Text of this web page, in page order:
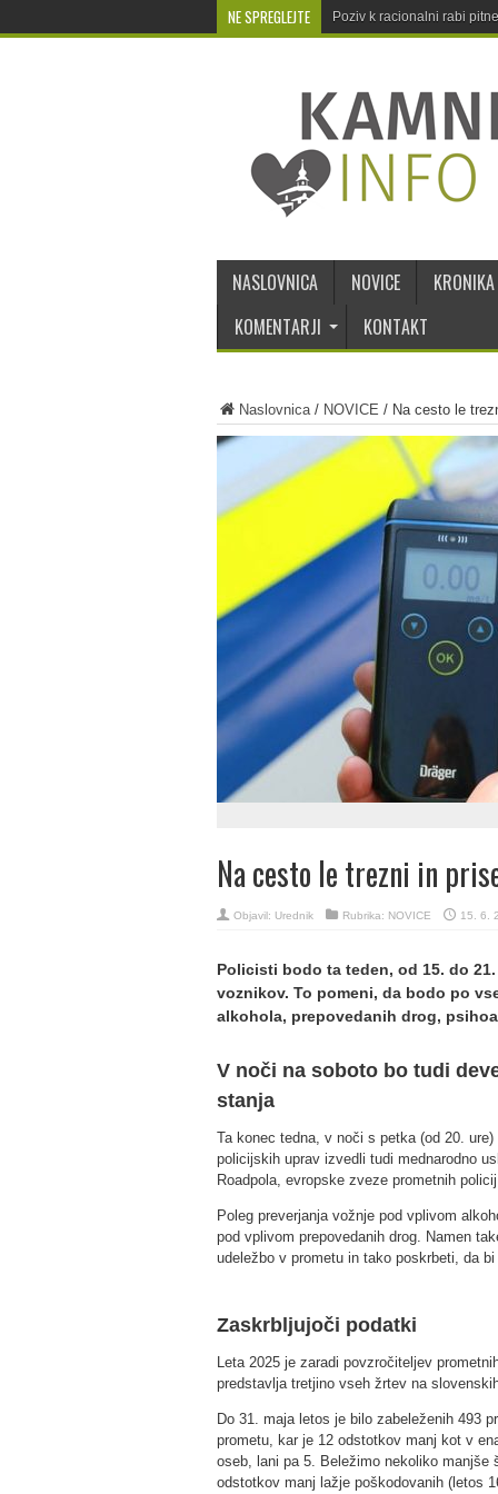
NE SPREGLEJTE Poziv k racionalni rabi
NASLOVNICA NOVICE
KRONIKA
KOMENTARJI
KONTAKT
Naslovnica/ NOVICE / Na cesto le
Na cesto le trezni in
Objavil: Urednik Rubrika: NOVICE 15. 6.
Policisti bodo ta teden, od 15. do
voznikov. To pomeni, da bodo po
alkohola, prepovedanih drog,
V noči na soboto bo tudi
stanja
Ta konec tedna, v noči s petka (od 20.
policijskih uprav izvedli tudi mednarodno
Roadpola, evropske zveze prometnih
Poleg preverjanja vožnje pod vplivom
pod vplivom prepovedanih drog. Namen
udeležbo v prometu in tako poskrbeti, da
Zaskrbljujoči podatki
Leta 2025 je zaradi povzročiteljev
predstavlja tretjino vseh žrtev na
Do 31. maja letos je bilo zabeleženih 493
prometu, kar je 12 odstotkov manj kot v
oseb, lani pa 5. Beležimo nekoliko manjše
odstotkov manj lažje poškodovanih (letos